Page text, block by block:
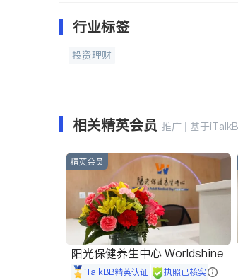
行业标签
投资理财
相关精英会员 推广 | 基于
精英会员
阳光保健养生中心 Worldshine
iTalkBB精英认证 执照已核实